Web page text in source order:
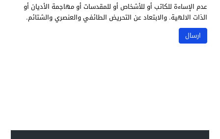
عدم الإساءة للكاتب أو للأشخاص أو للمقدسات أو مهاجمة الأديان أو
الذات الالهية. والابتعاد عن التحريض الطائفي والعنصري والشتائم.